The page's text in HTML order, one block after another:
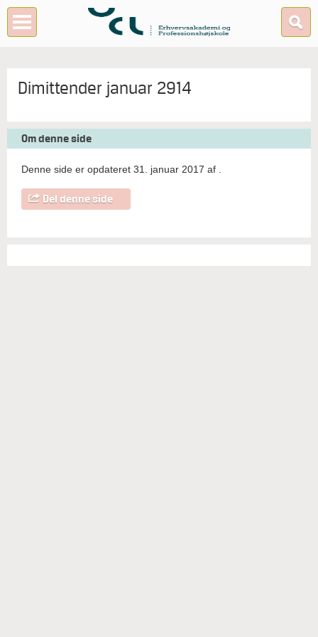
Dimittender januar 2914
Om denne side
Denne side er opdateret 31. januar 2017 af
Del denne side